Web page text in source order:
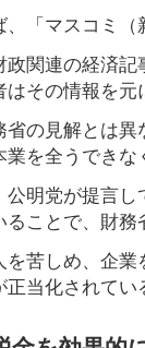
「マスコミ（
政関連の経済
その情報を元
省の見解とは
を全うできな
公明党が提言
ことで、財務
を苦しめ、企
当化されてい